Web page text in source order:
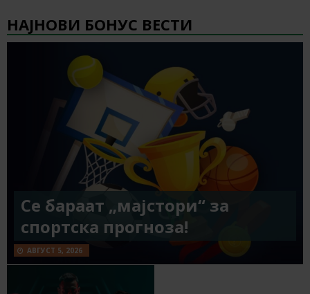
НАЈНОВИ БОНУС ВЕСТИ
Се бараат „мајстори“ за
спортска прогноза!
АВГУСТ 5, 2026